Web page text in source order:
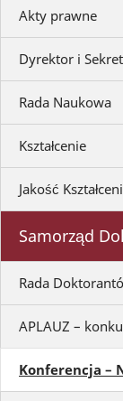
Akty prawne
Dyrektor i
Rada Naukowa
Kształcenie
Jakość
Samorząd
Rada
APLAUZ –
Konferencja –